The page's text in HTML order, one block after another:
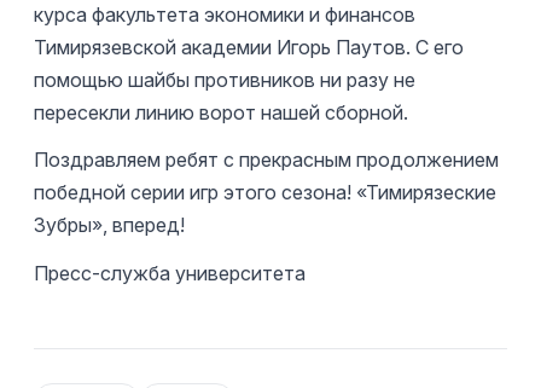
курса факультета экономики и финансов
Тимирязевской академии Игорь Паутов. С его
помощью шайбы противников ни разу не
пересекли линию ворот нашей сборной.
Поздравляем ребят с прекрасным продолжением
победной серии игр этого сезона! «Тимирязеские
Зубры», вперед!
Пресс-служба университета